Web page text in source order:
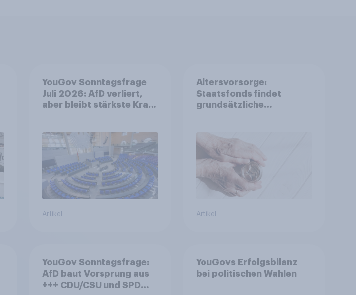
YouGov Sonntagsfrage
Juli 2026: AfD verliert,
aber bleibt stärkste Kraft
Bevölkerung
Artikel
Altersvorsorge:
Staatsfonds findet
grundsätzliche
entscheiden über die
Akzeptanz
Artikel
YouGov Sonntagsfrage:
AfD baut Vorsprung aus
+++ CDU/CSU und SPD
YouGovs Erfolgsbilanz
bei politischen Wahlen